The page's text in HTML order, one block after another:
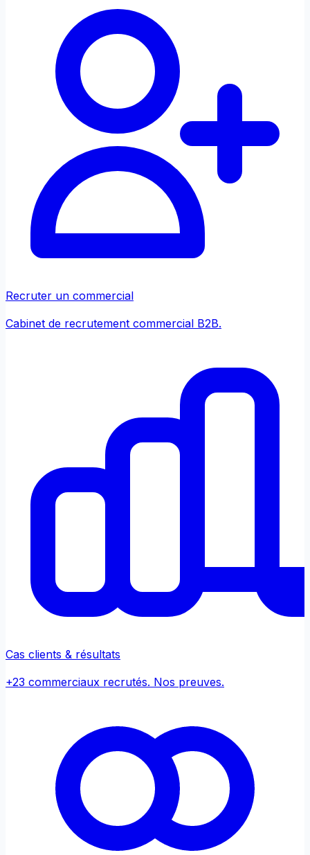
Recruter un commercial
Cabinet de recrutement commercial B2B.
Cas clients & résultats
+23 commerciaux recrutés. Nos preuves.